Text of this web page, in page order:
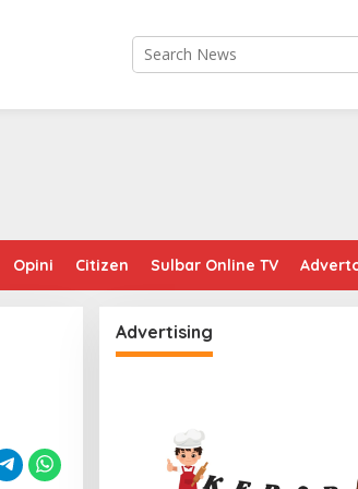
Opini Citizen Sulbar Online TV
Advertising